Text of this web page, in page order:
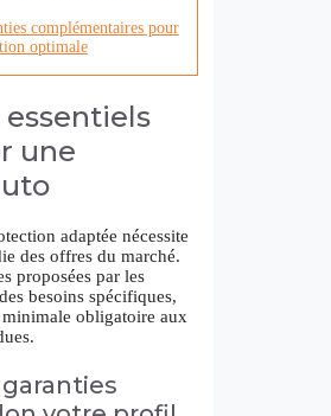
complémentaires pour
optimale
essentiels
une
adaptée nécessite
des offres du marché.
proposées par les
besoins spécifiques,
obligatoire aux
garanties